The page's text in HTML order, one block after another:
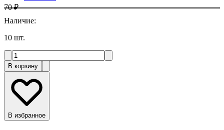
70 ₽
Наличие:
10 шт.
В корзину
В избранное